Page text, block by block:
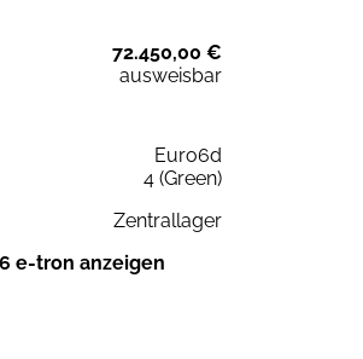
72.450,00 €
ausweisbar
Euro6d
4 (Green)
Zentrallager
e-tron anzeigen